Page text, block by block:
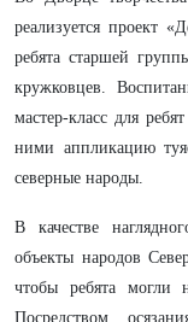
реализуется проект
ребята старшей
кружковцев.
мастер-класс для
ними аппликацию
северные народы.
В качестве
объекты народов
чтобы ребята могли
Посредством